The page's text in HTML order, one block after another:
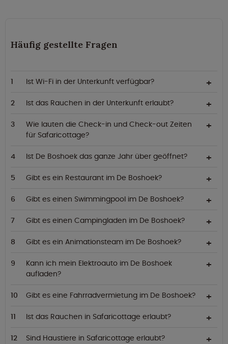
Häufig gestellte Fragen
Ist Wi-Fi in der Unterkunft verfügbar?
Ist das Rauchen in der Unterkunft erlaubt?
Wie lauten die Check-in und Check-out Zeiten
für Safaricottage?
Ist De Boshoek das ganze Jahr über geöffnet?
Gibt es ein Restaurant im De Boshoek?
Gibt es einen Swimmingpool im De Boshoek?
Gibt es einen Campingladen im De Boshoek?
Gibt es ein Animationsteam im De Boshoek?
Kann ich mein Elektroauto im De Boshoek
aufladen?
Gibt es eine Fahrradvermietung im De Boshoek?
Ist das Rauchen in Safaricottage erlaubt?
Sind Haustiere in Safaricottage erlaubt?